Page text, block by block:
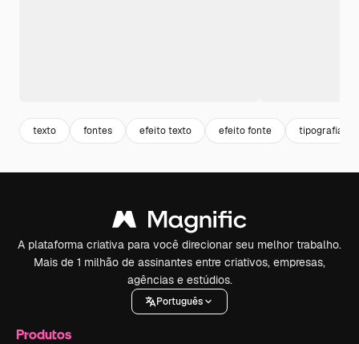
texto fontes efeito texto efeito fonte tipografia
A plataforma criativa para você direcionar seu melhor trabalho.
Mais de 1 milhão de assinantes entre criativos, empresas,
agências e estúdios.
Português
Produtos